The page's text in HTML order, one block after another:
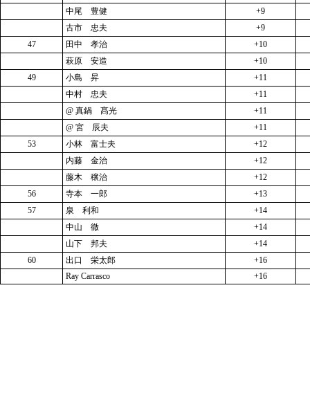
中尾 豊健
+9
古市 忠夫
+9
47
田中 孝治
+10
萩原 安造
+10
49
小島 昇
+11
中村 忠夫
+11
@ 真鍋 髙光
+11
@ 宮 辰夫
+11
53
小林 富士夫
+12
内藤 金治
+12
藤木 穣治
+12
56
寺本 一郎
+13
57
泉 利和
+14
中山 徹
+14
山下 邦夫
+14
60
出口 栄太郎
+16
Ray Carrasco
+16